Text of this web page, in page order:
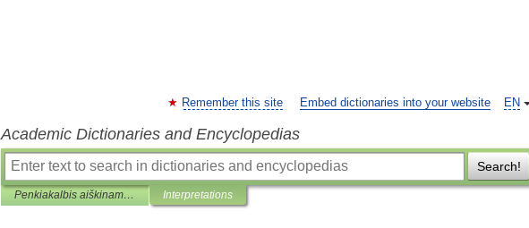
EN
Remember this site Embed dictionaries into your website
Academic Dictionaries and Encyclopedias
Search!
Penkiakalbis aiškinamasis metrologijos terminų žodynas Interpretations